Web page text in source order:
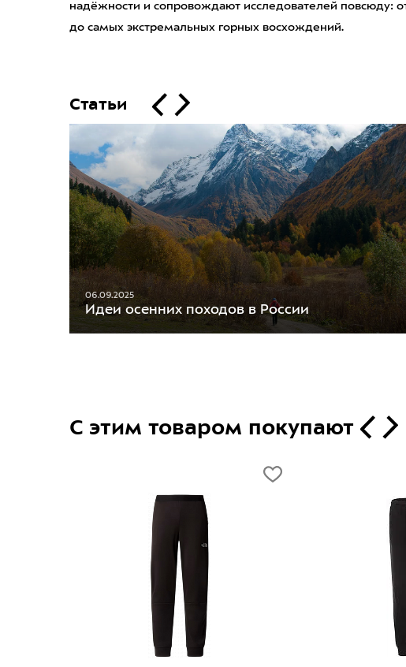
надёжности и сопровождают исследователей повсюду:
до самых экстремальных горных восхождений.
Статьи
06.09.2025
Идеи осенних походов в России
С этим товаром покупают